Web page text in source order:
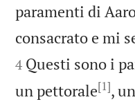
paramenti di
consacrato e mi
4 Questi sono i
un pettorale[1],